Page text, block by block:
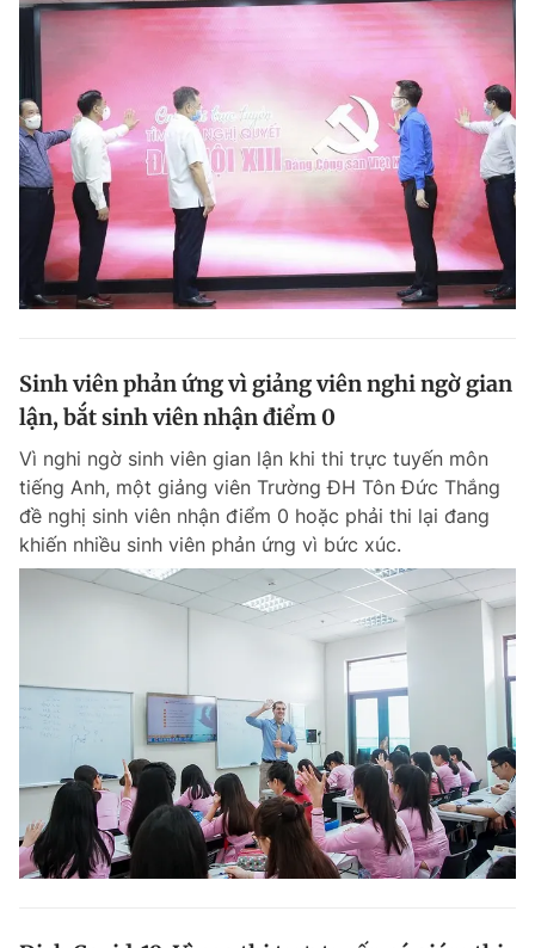
Sinh viên phản ứng vì giảng viên nghi ngờ gian
lận, bắt sinh viên nhận điểm 0
Vì nghi ngờ sinh viên gian lận khi thi trực tuyến môn
tiếng Anh, một giảng viên Trường ĐH Tôn Đức Thắng
đề nghị sinh viên nhận điểm 0 hoặc phải thi lại đang
khiến nhiều sinh viên phản ứng vì bức xúc.